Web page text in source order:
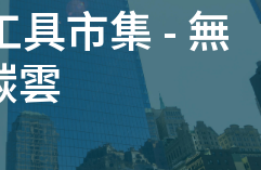
具市集 - 無
雲